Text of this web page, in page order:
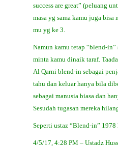
success are great” (peluang
masa yg sama kamu juga bisa
mu yg ke 3.
Namun kamu tetap “blend-
minta kamu dinaik taraf.
Al Qarni blend-in sebagai
tahu dan keluar hanya bila
sebagai manusia biasa dan
Sesudah tugasan mereka
Seperti ustaz “Blend-in” 1978
4/5/17, 4:28 PM – Ustadz